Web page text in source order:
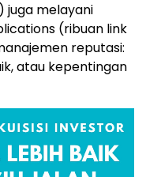
juga melayani
(ribuan link
reputasi:
atau kepentingan